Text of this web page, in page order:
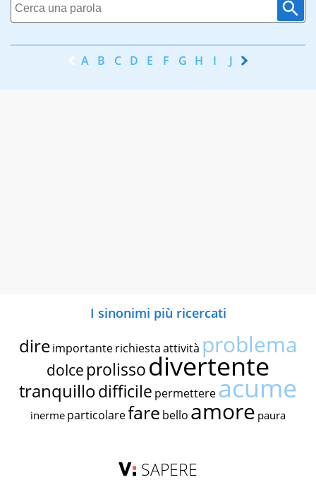
A B C D E F G H I J K
I sinonimi più ricercati
dire importante richiestaattività problema
dolce prolissodivertente
tranquillodifficile permettereacume
inerme particolarefare bello amore paura
SAPERE